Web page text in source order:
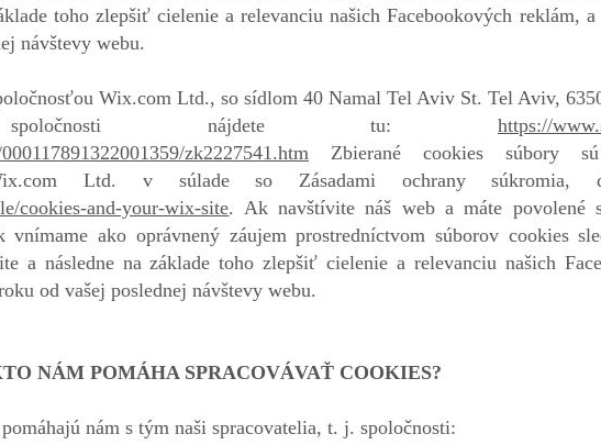
toho zlepšiť cielenie a relevanciu našich Facebookových reklám,
návštevy webu.
Wix.com Ltd., so sídlom 40 Namal Tel Aviv St. Tel Aviv,
nájdete tu: https://
zk2227541.htm Zbierané cookies súbory sú
Ltd. v súlade so Zásadami ochrany súkromia,
cookies-and-your-wix-site. Ak navštívite náš web a máte povolené
ako oprávnený záujem prostredníctvom súborov cookies
a následne na základe toho zlepšiť cielenie a relevanciu našich
od vašej poslednej návštevy webu.
NÁM POMÁHA SPRACOVÁVAŤ COOKIES?
nám s tým naši spracovatelia, t. j. spoločnosti: